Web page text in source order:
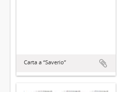
Carta a “Saverio”